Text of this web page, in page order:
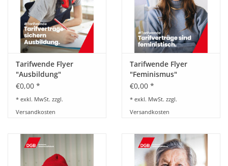
Tarifwende Flyer
"Ausbildung"
€0,00 *
* exkl. MwSt. zzgl.
Versandkosten
Tarifwende Flyer
"Feminismus"
€0,00 *
* exkl. MwSt. zzgl.
Versandkosten